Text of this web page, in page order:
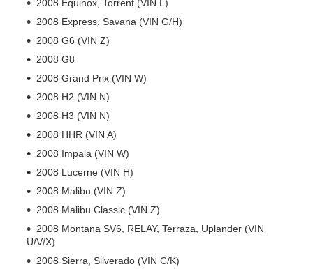
2008 Equinox, Torrent (VIN L)
2008 Express, Savana (VIN G/H)
2008 G6 (VIN Z)
2008 G8
2008 Grand Prix (VIN W)
2008 H2 (VIN N)
2008 H3 (VIN N)
2008 HHR (VIN A)
2008 Impala (VIN W)
2008 Lucerne (VIN H)
2008 Malibu (VIN Z)
2008 Malibu Classic (VIN Z)
2008 Montana SV6, RELAY, Terraza, Uplander (VIN
U/V/X)
2008 Sierra, Silverado (VIN C/K)